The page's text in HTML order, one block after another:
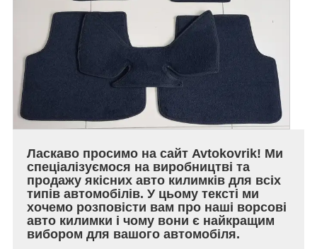
Ласкаво просимо на сайт Avtokovrik! Ми
спеціалізуємося на виробництві та
продажу якісних авто килимків для всіх
типів автомобілів. У цьому тексті ми
хочемо розповісти вам про наші ворсові
авто килимки і чому вони є найкращим
вибором для вашого автомобіля.